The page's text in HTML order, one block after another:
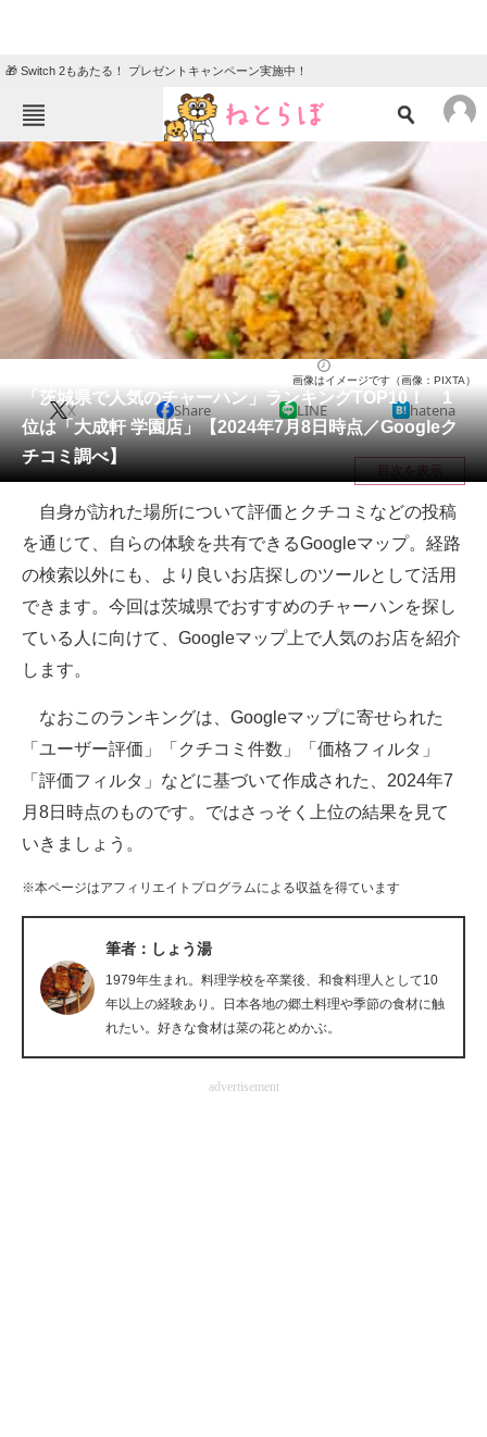
🎁 Switch 2もあたる！ プレゼントキャンペーン実施中！
ねとらぼメニュー
TOP ニュース
エンタメ クイズ
グルメ 地域
住まい 教育・育児
動物 リサーチ
会員記事
メディア
注目記事を集めた総合ページ
ITの今と未来を見通す
スマホと通信の最新トレンド
進化するPCとデバイスの未来
好きが集まる 比べて選べる
ビジネスと働き方のヒント
企業ITのトレンドを詳説
ITエンジニア向け専門サイト
企業向けIT製品の総合サイト
製造業のIT導入・活用を支援
「茨城県で人気のチャーハン」ランキングTOP10！ 1
位は「大成軒 学園店」【2024年7月8日時点／Googleク
チコミ調べ】
画像はイメージです（画像：PIXTA）
X Share LINE hatena
目次を表示
自身が訪れた場所について評価とクチコミなどの投稿
を通じて、自らの体験を共有できるGoogleマップ。経路
の検索以外にも、より良いお店探しのツールとして活用
できます。今回は茨城県でおすすめのチャーハンを探し
ている人に向けて、Googleマップ上で人気のお店を紹介
します。
なおこのランキングは、Googleマップに寄せられた
「ユーザー評価」「クチコミ件数」「価格フィルタ」
「評価フィルタ」などに基づいて作成された、2024年7
月8日時点のものです。ではさっそく上位の結果を見て
いきましょう。
※本ページはアフィリエイトプログラムによる収益を得ています
筆者：しょう湯
1979年生まれ。料理学校を卒業後、和食料理人として10
年以上の経験あり。日本各地の郷土料理や季節の食材に触
れたい。好きな食材は菜の花とめかぶ。
advertisement